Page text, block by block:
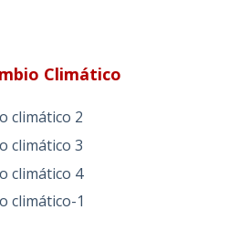
Climático
climático 2
climático 3
climático 4
climático-1